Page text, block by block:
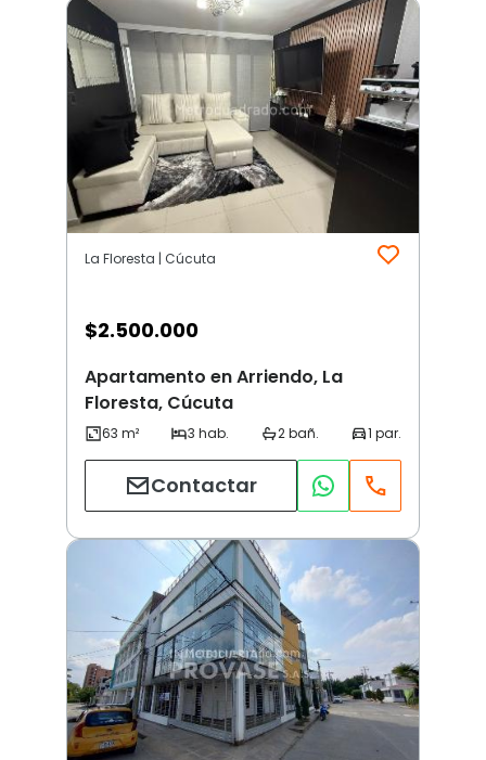
La Floresta | Cúcuta
$2.500.000
Apartamento en Arriendo, La
Floresta, Cúcuta
Contactar